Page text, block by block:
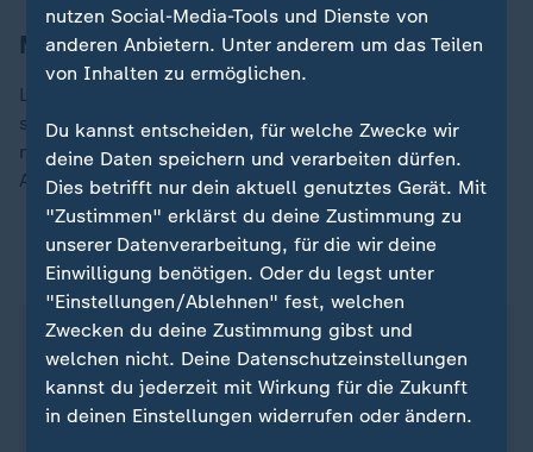
Marco Rose selbstkritisch
Leipzigs Trainer Rose war danach durchaus
selbstkritisch: "Da bist du als Trainer manchmal auch
nur auf dem Beifahrersitz. Aber ich sitze im selben
Auto wie die Jungs. Das ist schon wichtig."
ZDFsportstudio auf WhatsApp
nutzen Social-Media-Tools und Dienste von
anderen Anbietern. Unter anderem um das Teilen
von Inhalten zu ermöglichen.
Du kannst entscheiden, für welche Zwecke wir
deine Daten speichern und verarbeiten dürfen.
Dies betrifft nur dein aktuell genutztes Gerät. Mit
"Zustimmen" erklärst du deine Zustimmung zu
unserer Datenverarbeitung, für die wir deine
Einwilligung benötigen. Oder du legst unter
"Einstellungen/Ablehnen" fest, welchen
Zwecken du deine Zustimmung gibst und
welchen nicht. Deine Datenschutzeinstellungen
kannst du jederzeit mit Wirkung für die Zukunft
in deinen Einstellungen widerrufen oder ändern.